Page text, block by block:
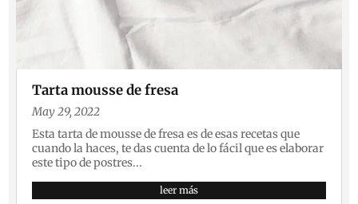
Tarta mousse de fresa
May 29, 2022
Esta tarta de mousse de fresa es de esas recetas que
cuando la haces, te das cuenta de lo fácil que es elaborar
este tipo de postres...
leer más